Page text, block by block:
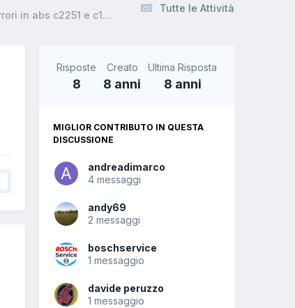
Tutte le Attività
[mercedes benz classe a 05/2005 1991cc 640940 80Kw Diesel] mercedes classe a si spenge in avviamento a freddo errori in abs c2251 e c1425
Risposte
8
Creato
8 anni
Ultima Risposta
8 anni
MIGLIOR CONTRIBUTO IN QUESTA
DISCUSSIONE
andreadimarco
4 messaggi
andy69
2 messaggi
boschservice
1 messaggio
davide peruzzo
1 messaggio